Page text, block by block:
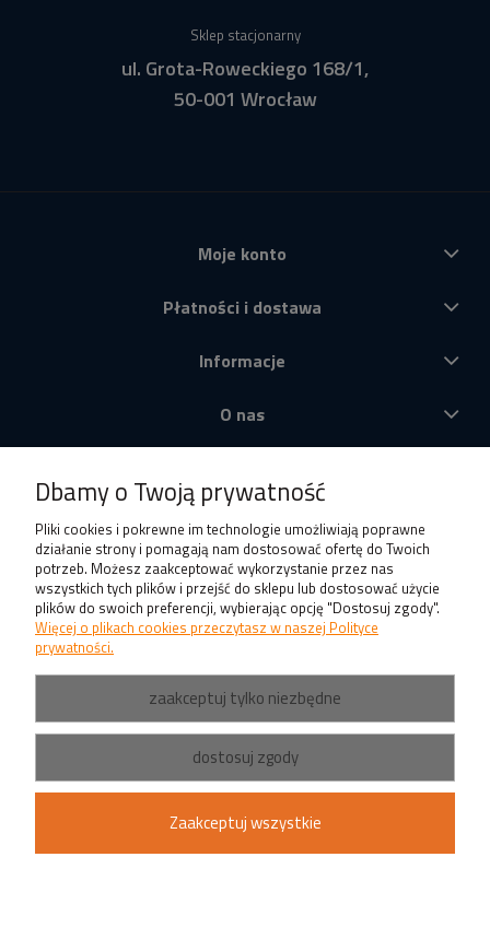
Sklep stacjonarny
ul. Grota-Roweckiego 168/1,
50-001 Wrocław
Moje konto
Płatności i dostawa
Informacje
O nas
Dbamy o Twoją prywatność
Pliki cookies i pokrewne im technologie umożliwiają poprawne
działanie strony i pomagają nam dostosować ofertę do Twoich
potrzeb. Możesz zaakceptować wykorzystanie przez nas
wszystkich tych plików i przejść do sklepu lub dostosować użycie
plików do swoich preferencji, wybierając opcję "Dostosuj zgody".
Więcej o plikach cookies przeczytasz w naszej Polityce
prywatności.
zaakceptuj tylko niezbędne
dostosuj zgody
Zaakceptuj wszystkie